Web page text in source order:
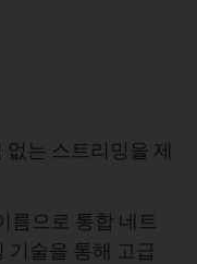
는 스트리밍을 제
름으로 통합 네트
기술을 통해 고급